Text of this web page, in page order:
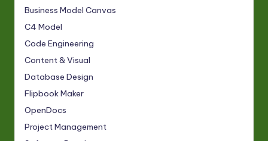
Business Model Canvas
C4 Model
Code Engineering
Content & Visual
Database Design
Flipbook Maker
OpenDocs
Project Management